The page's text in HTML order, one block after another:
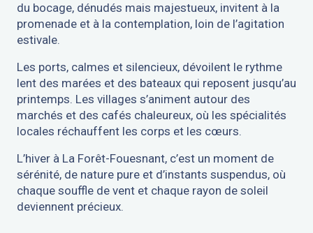
du bocage, dénudés mais majestueux, invitent à la
promenade et à la contemplation, loin de l’agitation
estivale.
Les ports, calmes et silencieux, dévoilent le rythme
lent des marées et des bateaux qui reposent jusqu’au
printemps. Les villages s’animent autour des
marchés et des cafés chaleureux, où les spécialités
locales réchauffent les corps et les cœurs.
L’hiver à La Forêt-Fouesnant, c’est un moment de
sérénité, de nature pure et d’instants suspendus, où
chaque souffle de vent et chaque rayon de soleil
deviennent précieux.